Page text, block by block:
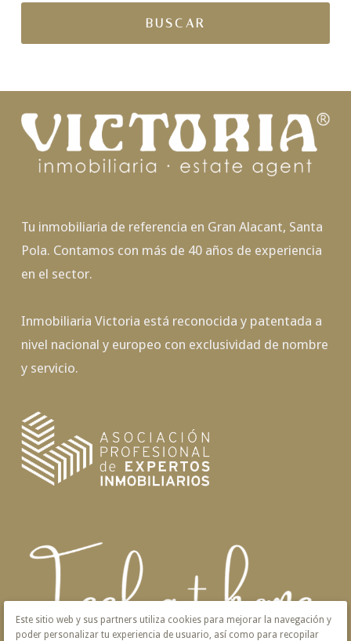
Tu inmobiliaria de referencia en Gran Alacant, Santa
Pola. Contamos con más de 40 años de experiencia
en el sector.
Inmobiliaria Victoria está reconocida y patentada a
nivel nacional y europeo con exclusividad de nombre
y servicio.
Este sitio web y sus partners utiliza cookies para mejorar la navegación y
poder personalizar tu experiencia de usuario, así como para recopilar